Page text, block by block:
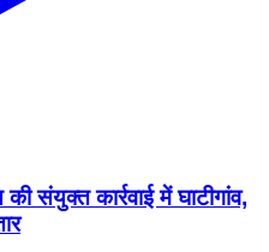
की संयुक्त कार्रवाई में घाटीगांव,